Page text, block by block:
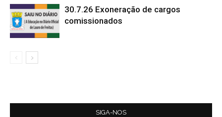
30.7.26 Exoneração de cargos
comissionados
SIGA-NOS